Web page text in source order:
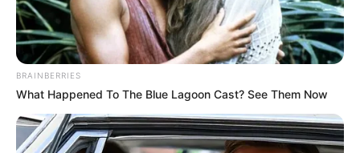
BRAINBERRIES
What Happened To The Blue Lagoon Cast? See Them Now